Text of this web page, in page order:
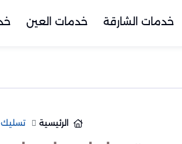
خدمات الشارقة خدمات العين
الرئيسية